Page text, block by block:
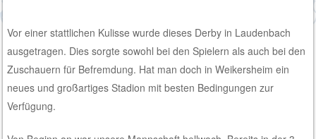
Vor einer stattlichen Kulisse wurde dieses Derby in Laudenbach
ausgetragen. Dies sorgte sowohl bei den Spielern als auch bei den
Zuschauern für Befremdung. Hat man doch in Weikersheim ein
neues und großartiges Stadion mit besten Bedingungen zur
Verfügung.